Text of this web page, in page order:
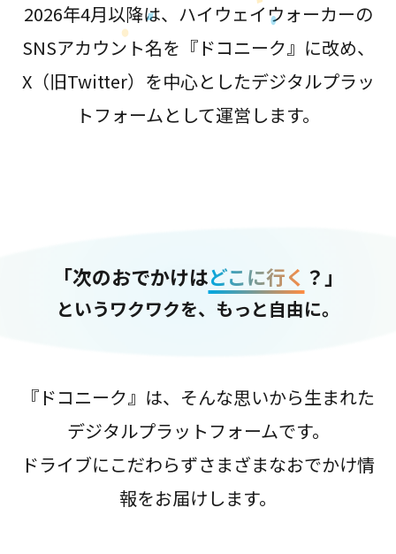
2026年4月以降は、ハイウェイウォーカーの
SNSアカウント名を『ドコニーク』に改め、
X（旧Twitter）を中心としたデジタルプラッ
トフォームとして運営します。
「次のおでかけはどこに行く ？」
というワクワクを、もっと自由に。
『ドコニーク』は、そんな思いから生まれた
デジタルプラットフォームです。
ドライブにこだわらずさまざまなおでかけ情
報をお届けします。